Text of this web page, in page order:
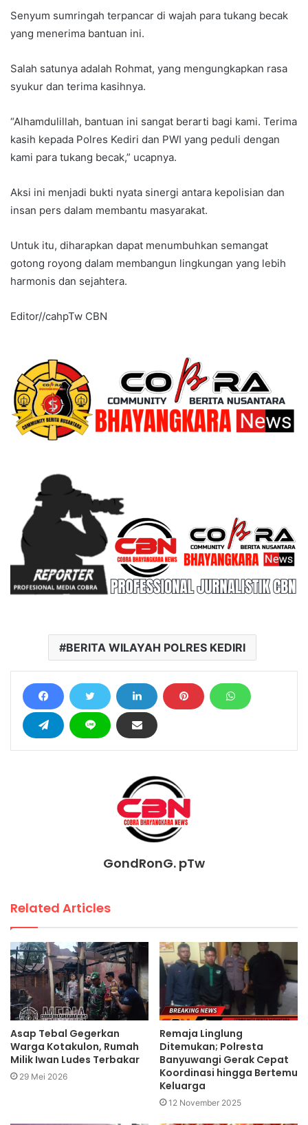
Senyum sumringah terpancar di wajah para tukang becak
yang menerima bantuan ini.
Salah satunya adalah Rohmat, yang mengungkapkan rasa
syukur dan terima kasihnya.
“Alhamdulillah, bantuan ini sangat berarti bagi kami. Terima
kasih kepada Polres Kediri dan PWI yang peduli dengan
kami para tukang becak,” ucapnya.
Aksi ini menjadi bukti nyata sinergi antara kepolisian dan
insan pers dalam membantu masyarakat.
Untuk itu, diharapkan dapat menumbuhkan semangat
gotong royong dalam membangun lingkungan yang lebih
harmonis dan sejahtera.
Editor//cahpTw CBN
BERITA WILAYAH POLRES KEDIRI
GondRonG. pTw
Related Articles
Asap Tebal Gegerkan
Warga Kotakulon, Rumah
Milik Iwan Ludes Terbakar
29 Mei 2026
Remaja Linglung
Ditemukan; Polresta
Banyuwangi Gerak Cepat
Koordinasi hingga Bertemu
Keluarga
12 November 2025